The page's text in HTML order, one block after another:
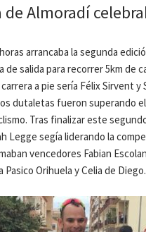
Almoradí
arrancaba la segunda
salida para recorrer 5km de
a pie sería Félix Sirvent y
dutaletas fueron superando
Tras finalizar este
Legge segía liderando la
vencedores Fabian
Pasico Orihuela y Celia de